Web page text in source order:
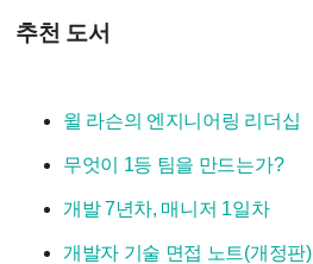
추천 도서
윌 라슨의 엔지니어링 리더십
무엇이 1등 팀을 만드는가?
개발 7년차, 매니저 1일차
개발자 기술 면접 노트(개정판)